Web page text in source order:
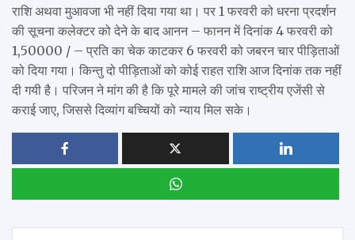
राशि अथवा मुआवजा भी नहीं दिया गया था। पर 1 फरवरी को धरना प्रदर्शन
की सूचना कलेक्टर को देने के बाद आनन – फानन में दिनांक 4 फरवरी को
1,50000 / – प्रति का चेक काटकर 6 फरवरी को जबरन चार पीड़िताओं
को दिया गया। किन्तु दो पीड़िताओं को कोई राहत राशि आज दिनांक तक नहीं
दी गयी है। परिजन ने मांग की है कि पूरे मामले की जांच राष्ट्रीय एजेंसी से
कराई जाए, जिससे दिव्यांग बच्चियों को न्याय मिल सके।